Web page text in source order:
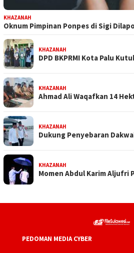
KHAZANAH
Oknum Pimpinan Ponpes di Sigi
KHAZANAH
DPD BKPRMI Kota Palu
KHAZANAH
Ahmad Ali Waqafkan 14
KHAZANAH
Dukung Penyebaran
KHAZANAH
Momen Abdul Karim Aljufri
PEDOMAN MEDIA CYBER